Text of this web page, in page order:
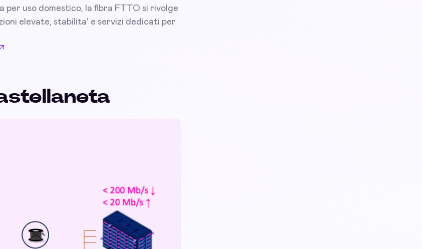
uso domestico, la fibra FTTO si rivolge
elevate, stabilita' e servizi dedicati per